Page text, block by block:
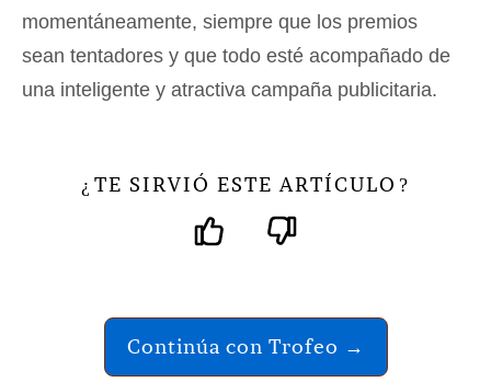
momentáneamente, siempre que los premios
sean tentadores y que todo esté acompañado de
una inteligente y atractiva campaña publicitaria.
¿ TE SIRVIÓ ESTE ARTÍCULO ?
Continúa con Trofeo →